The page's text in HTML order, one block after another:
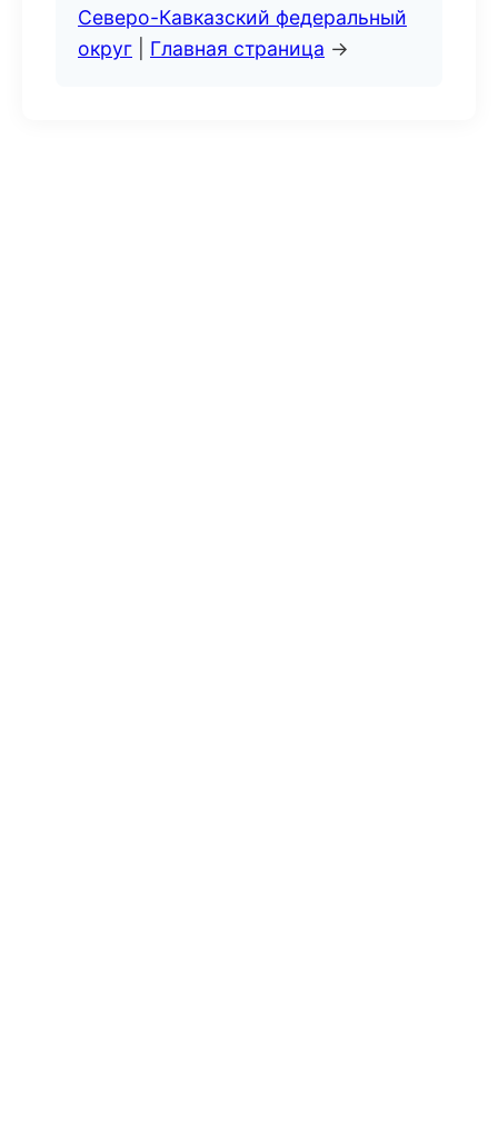
Северо-Кавказский федеральный
округ
Главная страница →